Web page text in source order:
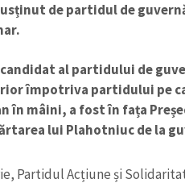
de partidul de
al partidului de
împotriva partidului pe
în mâini, a fost în fața
lui Plahotniuc de la
Partidul Acțiune și